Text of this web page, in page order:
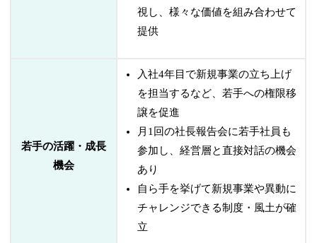
視し、様々な価値を組み合わせて
提供
若手の活躍・成長
機会
入社4年目で新規事業の立ち上げ
を担当するなど、若手への権限移
譲を促進
月1回の社長報告会に若手社員も
参加し、経営層と直接対話の機会
あり
自ら手を挙げて新規事業や異動に
チャレンジできる制度・風土が確
立